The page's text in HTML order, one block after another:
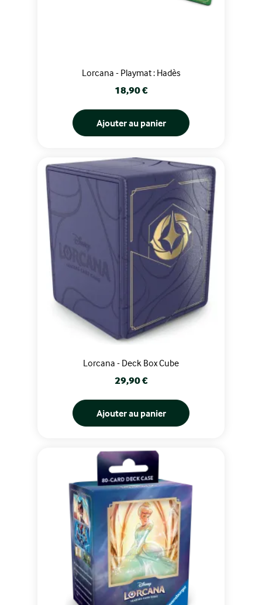
Lorcana - Playmat : Hadès
Prix
18,90 €
Ajouter au panier
Lorcana - Deck Box Cube
Prix
29,90 €
Ajouter au panier